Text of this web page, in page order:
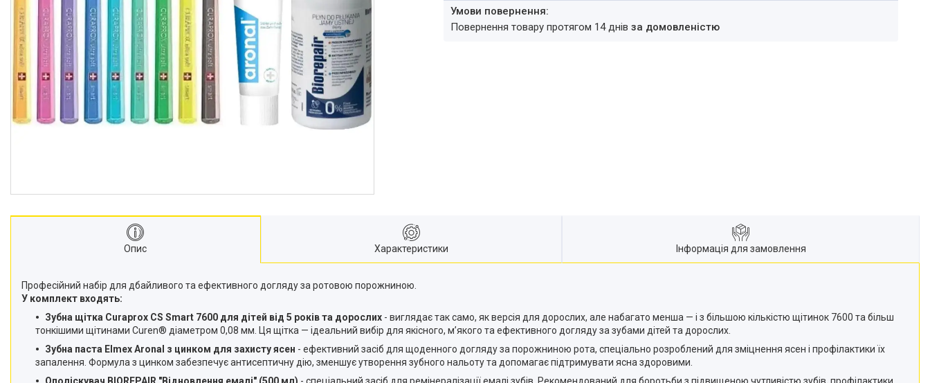
Товари з Польщі
Побутова хімія з Європи
Меблеві тканини
Аксесуари для мобільних
телефонів
Чай, кава
Про нас
повернення товару протягом 14 днівза домовленістю
Опис Характеристики Інформація для замовлення
Професійний набір для дбайливого та ефективного догляду за ротовою порожниною.
У комплект входять:
Зубна щітка Curaprox CS Smart 7600 для дітей від 5 років та дорослих - виглядає так само, як версія для дорослих, але набагато менша — і з більшою кількістю щітинок 7600 та більш
тонкішими щітинами Curen® діаметром 0,08 мм. Ця щітка — ідеальний вибір для якісного, м’якого та ефективного догляду за зубами дітей та дорослих.
Зубна паста Elmex Aronal з цинком для захисту ясен - ефективний засіб для щоденного догляду за порожниною рота, спеціально розроблений для зміцнення ясен і профілактики їх
запалення. Формула з цинком забезпечує антисептичну дію, зменшує утворення зубного нальоту та допомагає підтримувати ясна здоровими.
Ополіскувач BIOREPAIR "Відновлення емалі" (500 мл) - спеціальний засіб для ремінералізації емалі зубів. Рекомендований для боротьби з підвищеною чутливістю зубів, профілактики